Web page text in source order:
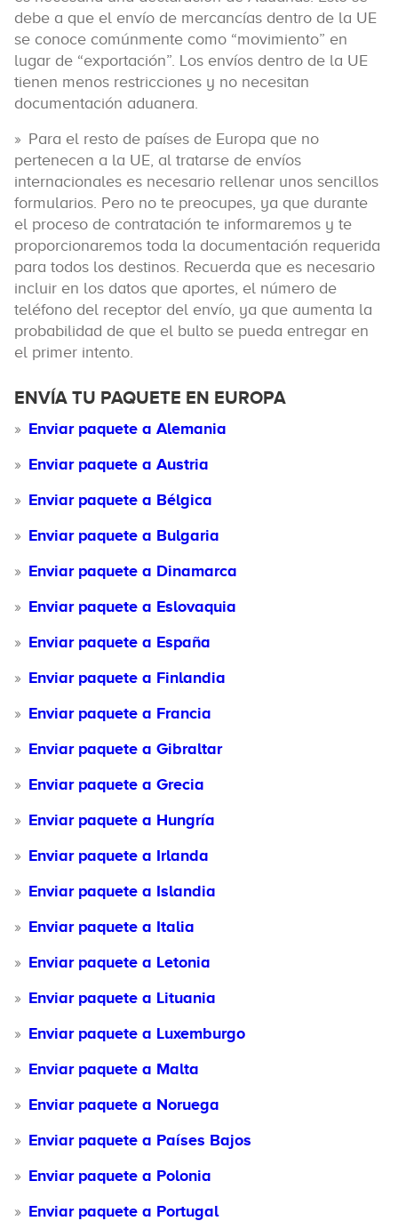
debe a que el envío de mercancías dentro de la UE
se conoce comúnmente como “movimiento” en
lugar de “exportación”. Los envíos dentro de la UE
tienen menos restricciones y no necesitan
documentación aduanera.
Para el resto de países de Europa que no
pertenecen a la UE, al tratarse de envíos
internacionales es necesario rellenar unos sencillos
formularios. Pero no te preocupes, ya que durante
el proceso de contratación te informaremos y te
proporcionaremos toda la documentación requerida
para todos los destinos. Recuerda que es necesario
incluir en los datos que aportes, el número de
teléfono del receptor del envío, ya que aumenta la
probabilidad de que el bulto se pueda entregar en
el primer intento.
ENVÍA TU PAQUETE EN EUROPA
Enviar paquete a Alemania
Enviar paquete a Austria
Enviar paquete a Bélgica
Enviar paquete a Bulgaria
Enviar paquete a Dinamarca
Enviar paquete a Eslovaquia
Enviar paquete a España
Enviar paquete a Finlandia
Enviar paquete a Francia
Enviar paquete a Gibraltar
Enviar paquete a Grecia
Enviar paquete a Hungría
Enviar paquete a Irlanda
Enviar paquete a Islandia
Enviar paquete a Italia
Enviar paquete a Letonia
Enviar paquete a Lituania
Enviar paquete a Luxemburgo
Enviar paquete a Malta
Enviar paquete a Noruega
Enviar paquete a Países Bajos
Enviar paquete a Polonia
Enviar paquete a Portugal